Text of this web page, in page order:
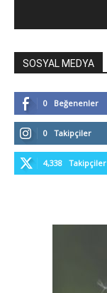
SOSYAL MEDYA
0 Beğenenler
0 Takipçiler
4,338 Takipçiler